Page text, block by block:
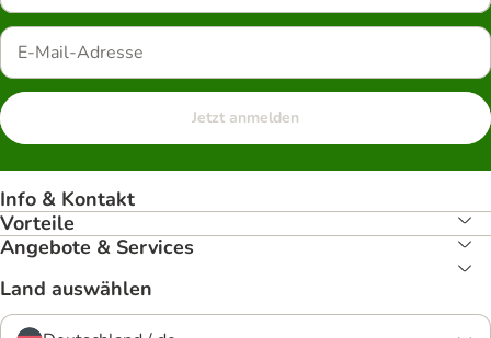
Jetzt anmelden
Info & Kontakt
Vorteile
Angebote & Services
Land auswählen